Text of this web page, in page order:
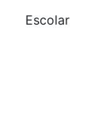
Escolar